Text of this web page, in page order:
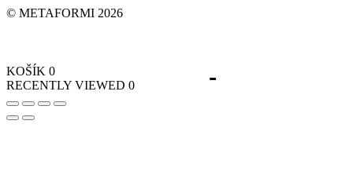
© METAFORMI 2026
KOŠÍK 0
RECENTLY VIEWED 0